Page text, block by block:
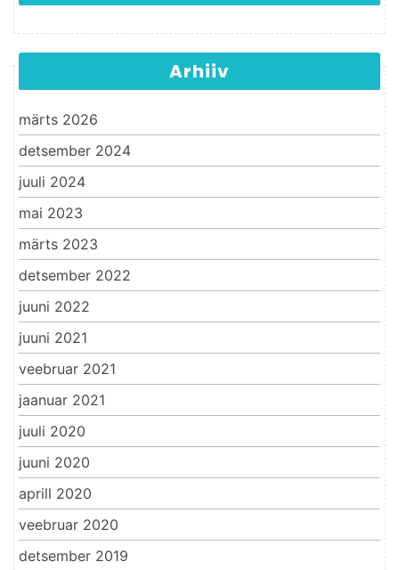
Arhiiv
märts 2026
detsember 2024
juuli 2024
mai 2023
märts 2023
detsember 2022
juuni 2022
juuni 2021
veebruar 2021
jaanuar 2021
juuli 2020
juuni 2020
aprill 2020
veebruar 2020
detsember 2019